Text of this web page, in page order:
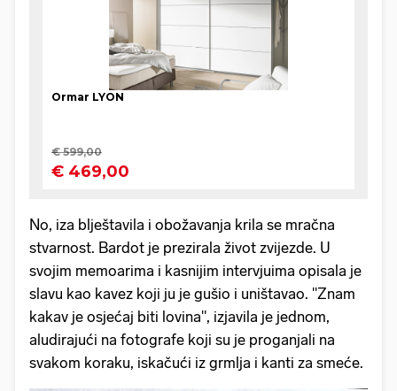
No, iza blještavila i obožavanja krila se mračna
stvarnost. Bardot je prezirala život zvijezde. U
svojim memoarima i kasnijim intervjuima opisala je
slavu kao kavez koji ju je gušio i uništavao. "Znam
kakav je osjećaj biti lovina", izjavila je jednom,
aludirajući na fotografe koji su je proganjali na
svakom koraku, iskačući iz grmlja i kanti za smeće.